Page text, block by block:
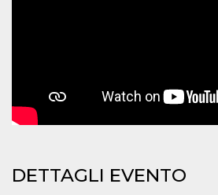
DETTAGLI EVENTO